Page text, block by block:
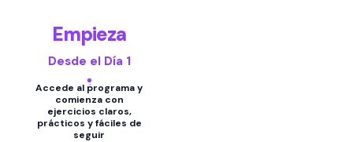
Empieza
Desde el Día 1
Accede al programa y
comienza con
ejercicios claros,
prácticos y fáciles de
seguir